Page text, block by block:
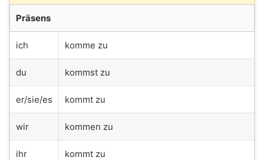
Präsens
ich komme zu
du kommst zu
er/sie/es kommt zu
wir kommen zu
ihr kommt zu